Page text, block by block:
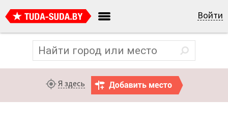
Войти
Я здесь